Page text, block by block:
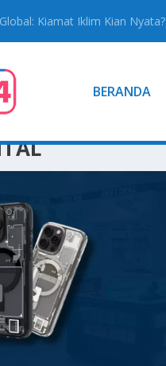
Kiamat Iklim Kian Nyata?
BERANDA